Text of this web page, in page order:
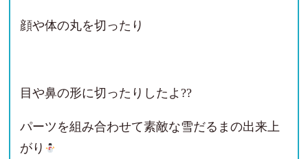
顔や体の丸を切ったり
目や鼻の形に切ったりしたよ??
パーツを組み合わせて素敵な雪だるまの出来上
がり